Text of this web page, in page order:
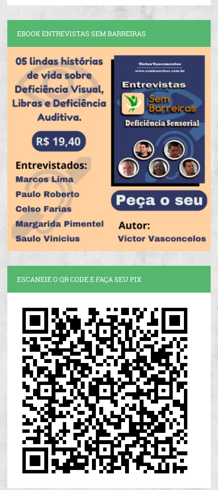
EBOOK ENTREVISTAS SEM BARREIRAS
ESCANEIE O QR CODE E FAÇA SEU PIX